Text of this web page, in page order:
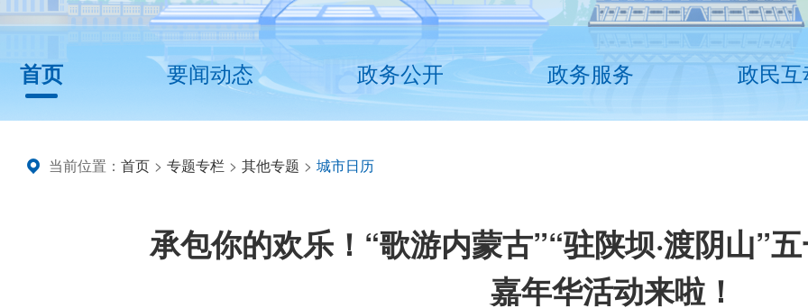
首页 要闻动态 政务公开 政务服务 政民
当前位置： 首页 > 专题专栏 > 其他专题 > 城市日历
承包你的欢乐！“歌游内蒙古”“驻陕坝·渡阴山”
嘉年华活动来啦！